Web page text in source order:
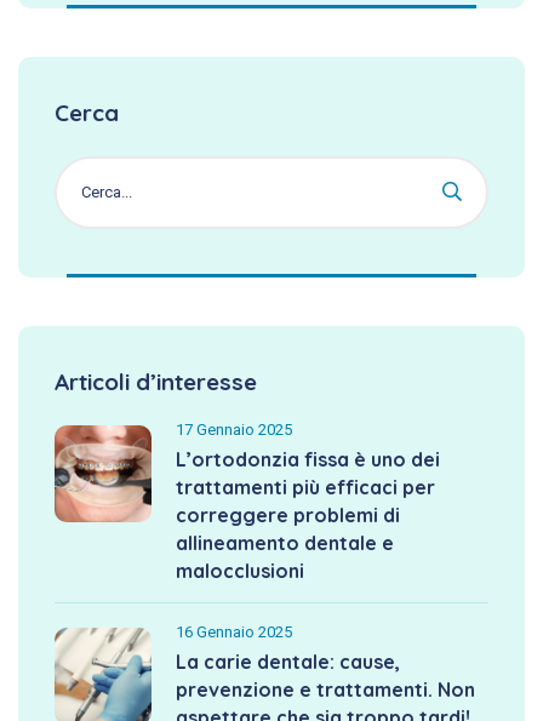
Cerca
Articoli d’interesse
17 Gennaio 2025
L’ortodonzia fissa è uno dei
trattamenti più efficaci per
correggere problemi di
allineamento dentale e
malocclusioni
16 Gennaio 2025
La carie dentale: cause,
prevenzione e trattamenti. Non